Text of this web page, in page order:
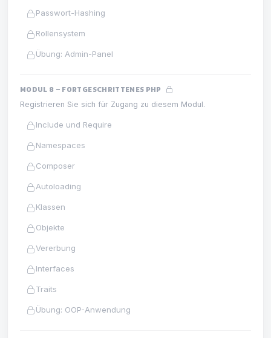
Passwort-Hashing
Rollensystem
Übung: Admin-Panel
MODUL 8 – FORTGESCHRITTENES PHP
Registrieren Sie sich für Zugang zu diesem Modul.
Include und Require
Namespaces
Composer
Autoloading
Klassen
Objekte
Vererbung
Interfaces
Traits
Übung: OOP-Anwendung